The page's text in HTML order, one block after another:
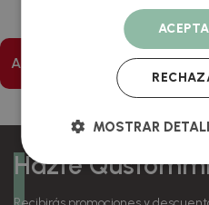
Añadir al carrito
Hazte
MOSTRAR